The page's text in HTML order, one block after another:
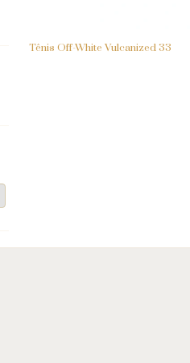
Tênis Off-White Vulcanized 33